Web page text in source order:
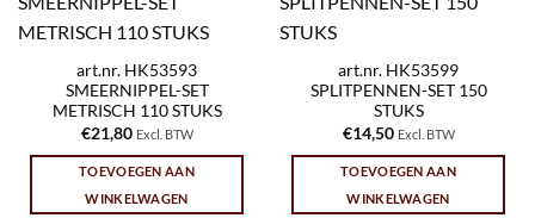
art.nr. HK53593
SMEERNIPPEL-SET
METRISCH 110 STUKS
€21,80 Excl. BTW
TOEVOEGEN AAN
WINKELWAGEN
art.nr. HK53599
SPLITPENNEN-SET 150
STUKS
€14,50 Excl. BTW
TOEVOEGEN AAN
WINKELWAGEN